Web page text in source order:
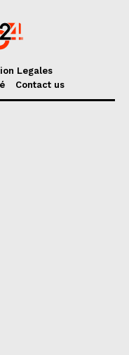
Legales
Contact us